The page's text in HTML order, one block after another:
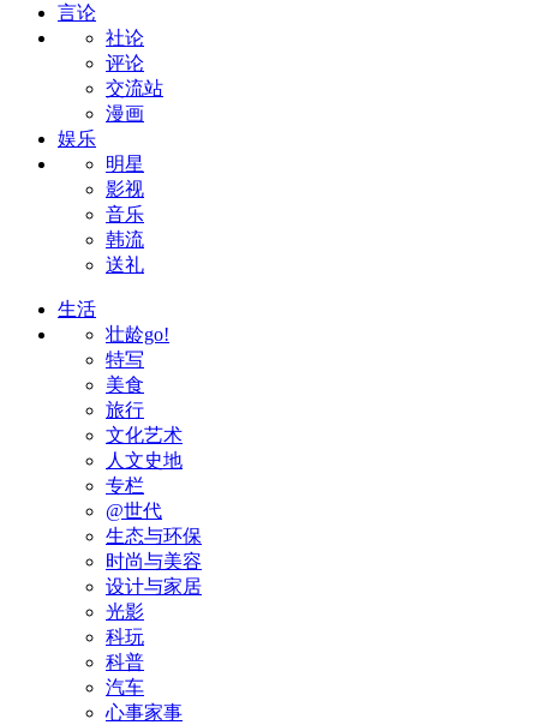
言论
社论
评论
交流站
漫画
娱乐
明星
影视
音乐
韩流
送礼
生活
壮龄go!
特写
美食
旅行
文化艺术
人文史地
专栏
@世代
生态与环保
时尚与美容
设计与家居
光影
科玩
科普
汽车
心事家事